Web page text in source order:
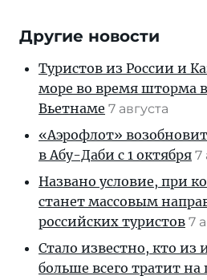
Другие новости
Туристов из России и
море во время шторма
Вьетнаме 7 августа
«Аэрофлот»
в Абу-Даби с 1 октября 7
Названо условие, при
станет массовым
российских туристов 7
Стало известно, кто из
больше всего тратит